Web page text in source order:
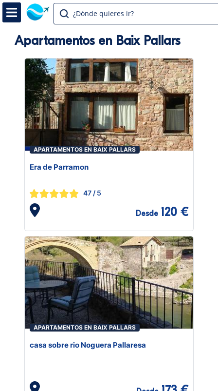
¿Dónde quieres ir?
Apartamentos en Baix Pallars
APARTAMENTOS EN BAIX PALLARS
Era de Parramon
47 / 5
Desde 120 €
APARTAMENTOS EN BAIX PALLARS
casa sobre rio Noguera Pallaresa